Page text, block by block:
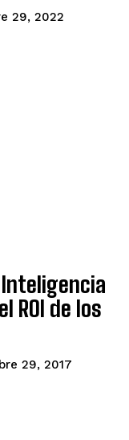
29, 2022
ROI de los
29, 2017